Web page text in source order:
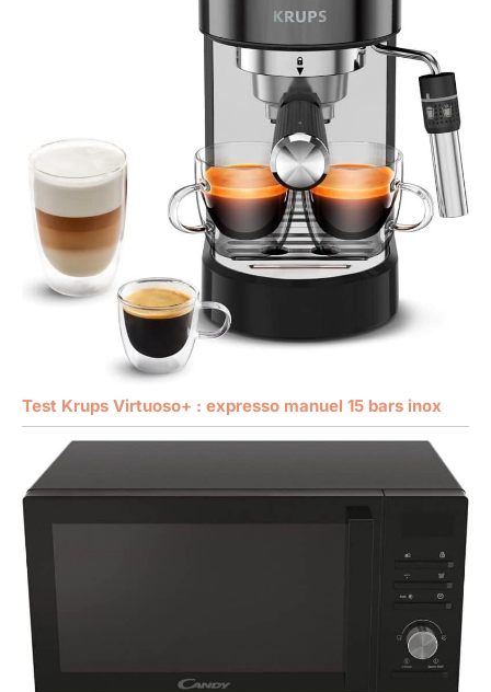
Test Krups Virtuoso+ : expresso manuel 15 bars inox